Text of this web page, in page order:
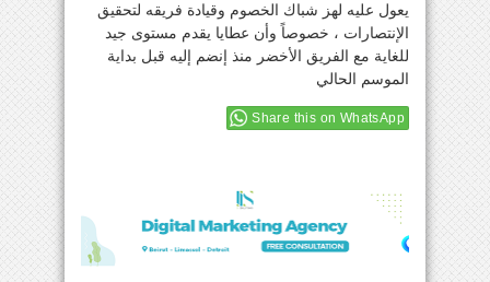
يعول عليه لهز شباك الخصوم وقيادة فريقه لتحقيق
الإنتصارات ، خصوصاً وأن عطايا يقدم مستوى جيد
للغاية مع الفريق الأخضر منذ إنضم إليه قبل بداية
الموسم الحالي
Share this on WhatsApp